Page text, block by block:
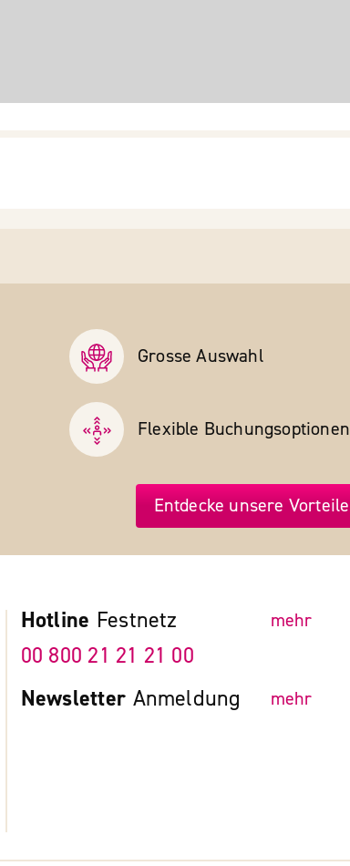
Grosse Auswahl
Flexible Buchungs­optionen
Entdecke unsere Vorteile
Hotline Festnetz mehr
00 800 21 21 21 00
Newsletter Anmeldung mehr